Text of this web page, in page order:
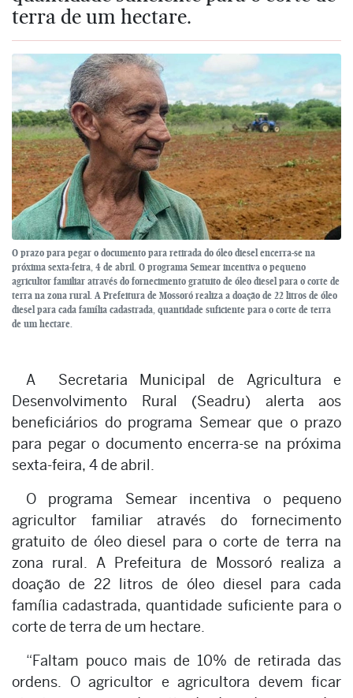
terra de um hectare.
O prazo para pegar o documento para retirada do óleo diesel encerra-se na
próxima sexta-feira, 4 de abril. O programa Semear incentiva o pequeno
agricultor familiar através do fornecimento gratuito de óleo diesel para o corte de
terra na zona rural. A Prefeitura de Mossoró realiza a doação de 22 litros de óleo
diesel para cada família cadastrada, quantidade suficiente para o corte de terra
de um hectare.
A Secretaria Municipal de Agricultura e
Desenvolvimento Rural (Seadru) alerta aos
beneficiários do programa Semear que o prazo
para pegar o documento encerra-se na próxima
sexta-feira, 4 de abril.
O programa Semear incentiva o pequeno
agricultor familiar através do fornecimento
gratuito de óleo diesel para o corte de terra na
zona rural. A Prefeitura de Mossoró realiza a
doação de 22 litros de óleo diesel para cada
família cadastrada, quantidade suficiente para o
corte de terra de um hectare.
“Faltam pouco mais de 10% de retirada das
ordens. O agricultor e agricultora devem ficar